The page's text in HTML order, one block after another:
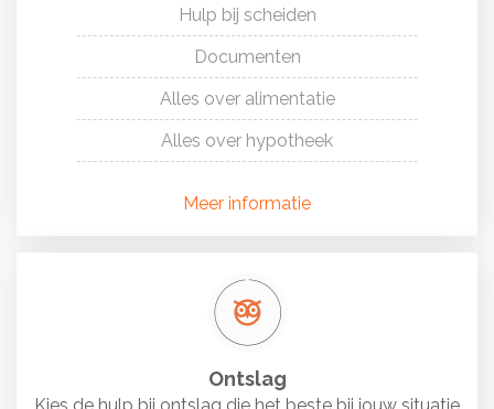
Hulp bij scheiden
Documenten
Alles over alimentatie
Alles over hypotheek
Meer informatie
Ontslag